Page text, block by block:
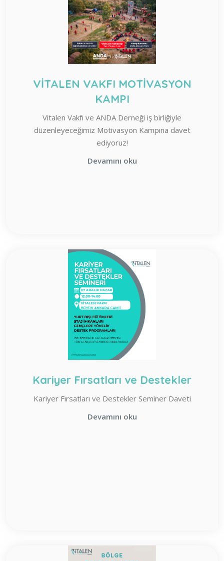
VİTALEN VAKFI MOTİVASYON
KAMPI
Vitalen Vakfı ve ANDA Derneği iş birliğiyle
düzenleyeceğimiz Motivasyon Kampına davet
ediyoruz!
Devamını oku
Kariyer Fırsatları ve Destekler
Kariyer Fırsatları ve Destekler Seminer Daveti
Devamını oku